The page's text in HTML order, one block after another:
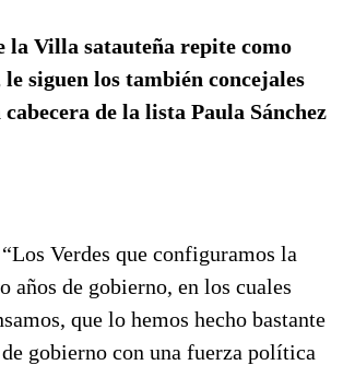
la Villa satauteña repite como
siguen los también concejales
de la lista Paula Sánchez
Verdes que configuramos la
de gobierno, en los cuales
que lo hemos hecho bastante
gobierno con una fuerza política